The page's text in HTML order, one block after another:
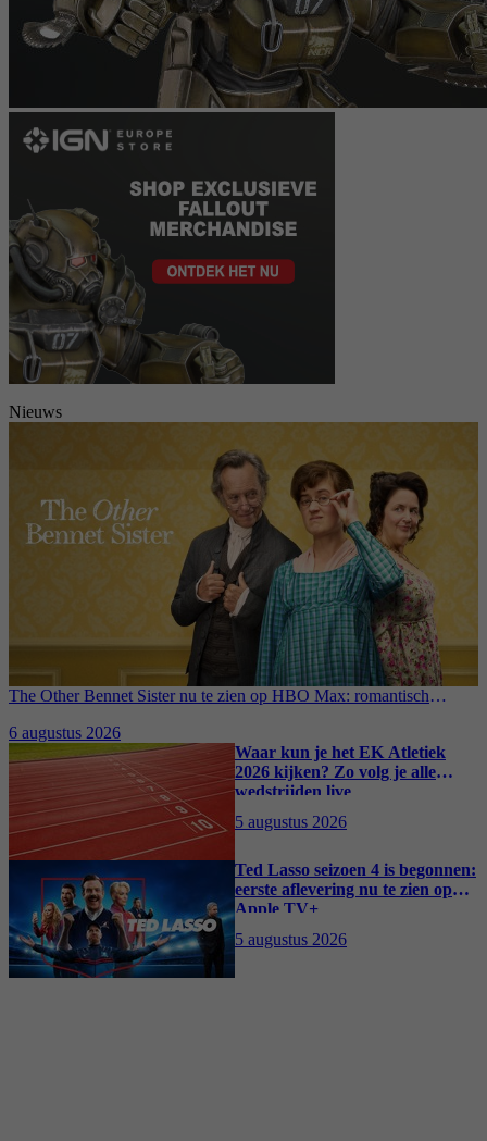
Nieuws
The Other Bennet Sister nu te zien op HBO Max: romantisch
6 augustus 2026
Waar kun je het EK Atletiek
2026 kijken? Zo volg je alle
wedstrijden live
5 augustus 2026
Ted Lasso seizoen 4 is begonnen:
eerste aflevering nu te zien op
Apple TV+
5 augustus 2026